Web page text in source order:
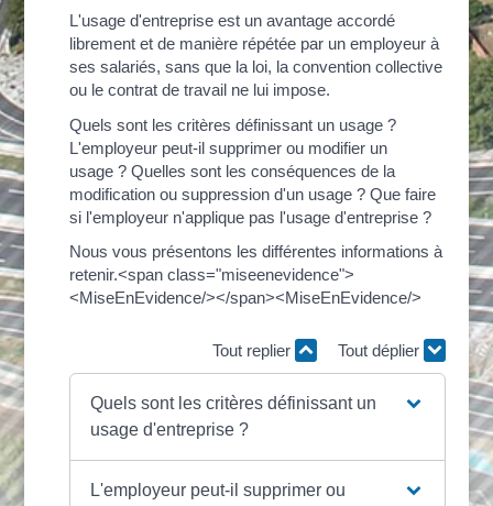
L'usage d'entreprise est un avantage accordé
librement et de manière répétée par un employeur à
ses salariés, sans que la loi, la convention collective
ou le contrat de travail ne lui impose.
Quels sont les critères définissant un usage ?
L'employeur peut-il supprimer ou modifier un
usage ? Quelles sont les conséquences de la
modification ou suppression d'un usage ? Que faire
si l'employeur n'applique pas l'usage d'entreprise ?
Nous vous présentons les différentes informations à
retenir.<span class="miseenevidence">
<MiseEnEvidence/></span><MiseEnEvidence/>
Tout replier Tout déplier
Quels sont les critères définissant un
usage d'entreprise ?
L'employeur peut-il supprimer ou